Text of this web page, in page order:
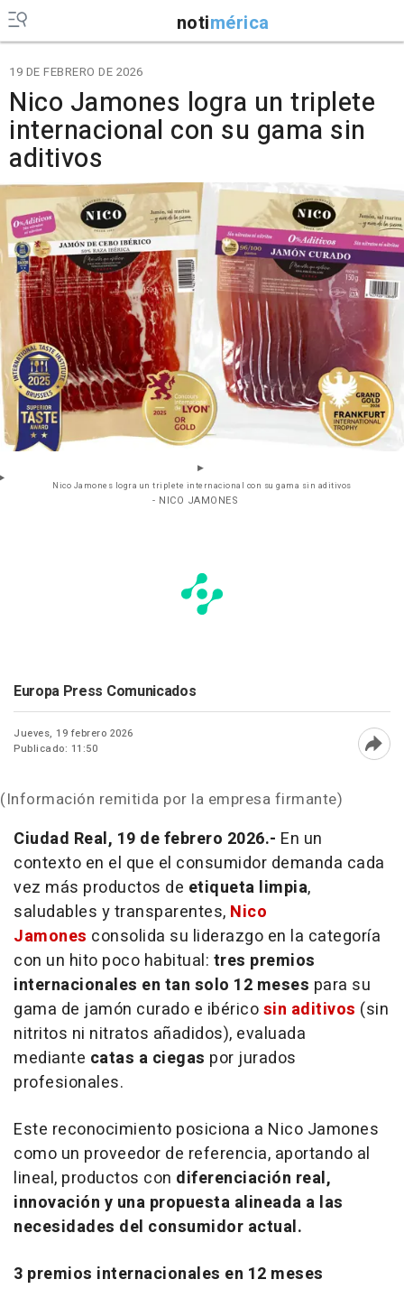
notimérica
19 DE FEBRERO DE 2026
Nico Jamones logra un triplete
internacional con su gama sin
aditivos
Nico Jamones logra un triplete internacional con su gama sin aditivos
- NICO JAMONES
Europa Press Comunicados
Jueves, 19 febrero 2026
Publicado: 11:50
(Información remitida por la empresa firmante)
Ciudad Real, 19 de febrero 2026.- En un
contexto en el que el consumidor demanda cada
vez más productos de etiqueta limpia,
saludables y transparentes, Nico
Jamones consolida su liderazgo en la categoría
con un hito poco habitual: tres premios
internacionales en tan solo 12 meses para su
gama de jamón curado e ibéricosin aditivos (sin
nitritos ni nitratos añadidos), evaluada
mediante catas a ciegas por jurados
profesionales.
Este reconocimiento posiciona a Nico Jamones
como un proveedor de referencia, aportando al
lineal, productos con diferenciación real,
innovación y una propuesta alineada a las
necesidades del consumidor actual.
3 premios internacionales en 12 meses